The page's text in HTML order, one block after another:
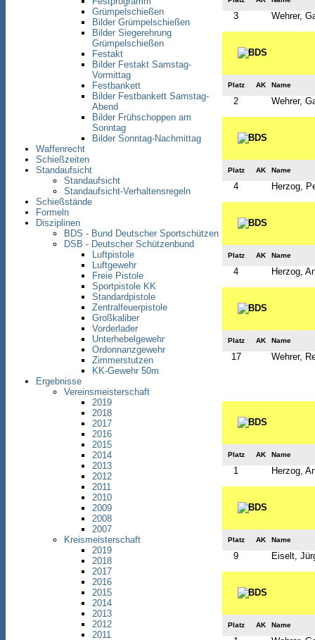
Grümpelschießen
Bilder Grümpelschießen
Bilder Siegerehrung
Grümpelschießen
Festakt
Bilder Festakt Samstag-
Vormittag
Festbankett
Bilder Festbankett Samstag-
Abend
Bilder Frühschoppen am
Sonntag
Bilder Sonntag-Nachmittag
Waffenrecht
Schießzeiten
Standaufsicht
Standaufsicht
Standaufsicht-Verhaltensregeln
Schießstände
Formeln
Disziplinen
BDS - Bund Deutscher Sportschützen
DSB - Deutscher Schützenbund
Luftpistole
Luftgewehr
Freie Pistole
Sportpistole KK
Standardpistole
Zentralfeuerpistole
Großkaliber
Vorderlader
Unterhebelgewehr
Ordonnanzgewehr
Zimmerstutzen
KK-Gewehr 50m
Ergebnisse
Vereinsmeisterschaft
2019
2018
2017
2016
2015
2014
2013
2012
2011
2010
2009
2008
2007
Kreismeisterschaft
2019
2018
2017
2016
2015
2014
2013
2012
2011
3 Wehrer,
Platz AK Name
2 Wehrer,
Platz AK Name
4 Herzog,
Platz AK Name
4 Herzog,
Platz AK Name
17 Wehrer,
Platz AK Name
1 Herzog,
Platz AK Name
9 Eiselt,
Platz AK Name